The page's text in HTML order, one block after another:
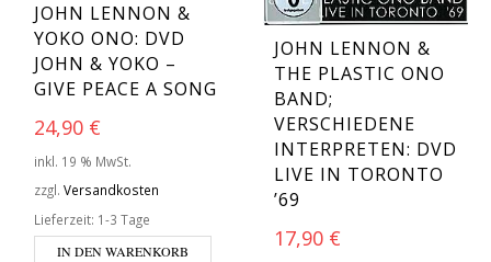
JOHN LENNON &
YOKO ONO: DVD
JOHN & YOKO –
GIVE PEACE A SONG
24,90 €
inkl. 19 % MwSt.
zzgl. Versandkosten
Lieferzeit: 1-3 Tage
IN DEN WARENKORB
JOHN LENNON &
THE PLASTIC ONO
BAND;
VERSCHIEDENE
INTERPRETEN: DVD
LIVE IN TORONTO
’69
17,90 €